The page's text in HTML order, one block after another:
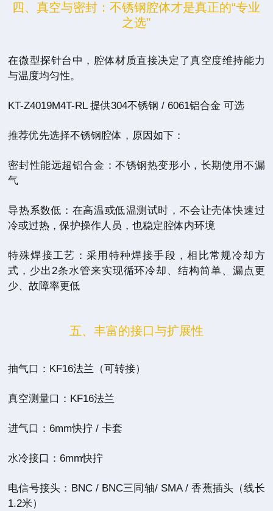
四、真空与密封：不锈钢腔体才是真正的“专业
之选"
在微型探针台中，腔体材质直接决定了真空度维持能力
与温度均匀性。
KT-Z4019M4T-RL 提供304不锈钢 / 6061铝合金 可选
推荐优先选择不锈钢腔体，原因如下：
密封性能远超铝合金：不锈钢热变形小，长期使用不漏
气
导热系数低：在高温或低温测试时，不会让壳体快速过
冷或过热，保护操作人员，也稳定腔体内环境
特殊焊接工艺：采用特种焊接手段，相比常规冷却方
式，少出2条水管来实现循环冷却、结构简单、漏点更
少、故障率更低
五、丰富的接口与扩展性
抽气口：KF16法兰（可转接）
真空测量口：KF16法兰
进气口：6mm快拧 / 卡套
水冷接口：6mm快拧
电信号接头：BNC / BNC三同轴/ SMA / 香蕉插头（线长
1.2米）